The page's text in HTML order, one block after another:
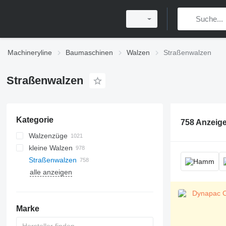
Machineryline Baumaschinen Walzen Straßenwalzen
Straßenwalzen
Kategorie
Walzenzüge
kleine Walzen
Straßenwalzen
alle anzeigen
Marke
758